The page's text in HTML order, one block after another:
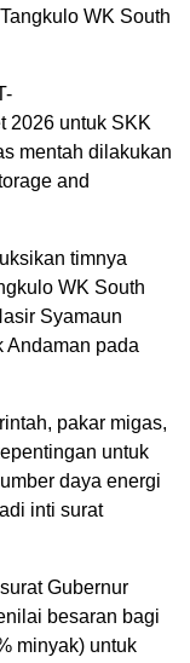
WK South
2026 untuk SKK
mentah dilakukan
and
timnya
WK South
Syamaun
Andaman pada
pakar migas,
untuk
daya energi
inti surat
Gubernur
besaran bagi
minyak) untuk